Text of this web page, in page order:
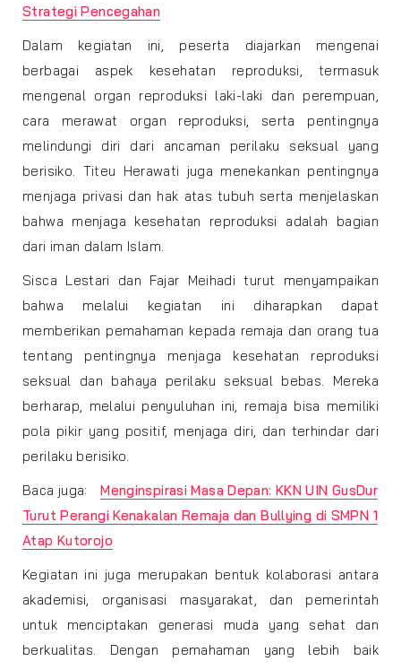
Strategi Pencegahan
Dalam kegiatan ini, peserta diajarkan mengenai
berbagai aspek kesehatan reproduksi, termasuk
mengenal organ reproduksi laki-laki dan perempuan,
cara merawat organ reproduksi, serta pentingnya
melindungi diri dari ancaman perilaku seksual yang
berisiko. Titeu Herawati juga menekankan pentingnya
menjaga privasi dan hak atas tubuh serta menjelaskan
bahwa menjaga kesehatan reproduksi adalah bagian
dari iman dalam Islam.
Sisca Lestari dan Fajar Meihadi turut menyampaikan
bahwa melalui kegiatan ini diharapkan dapat
memberikan pemahaman kepada remaja dan orang tua
tentang pentingnya menjaga kesehatan reproduksi
seksual dan bahaya perilaku seksual bebas. Mereka
berharap, melalui penyuluhan ini, remaja bisa memiliki
pola pikir yang positif, menjaga diri, dan terhindar dari
perilaku berisiko.
Baca juga:
Menginspirasi Masa Depan: KKN UIN GusDur
Turut Perangi Kenakalan Remaja dan Bullying di SMPN 1
Atap Kutorojo
Kegiatan ini juga merupakan bentuk kolaborasi antara
akademisi, organisasi masyarakat, dan pemerintah
untuk menciptakan generasi muda yang sehat dan
berkualitas. Dengan pemahaman yang lebih baik